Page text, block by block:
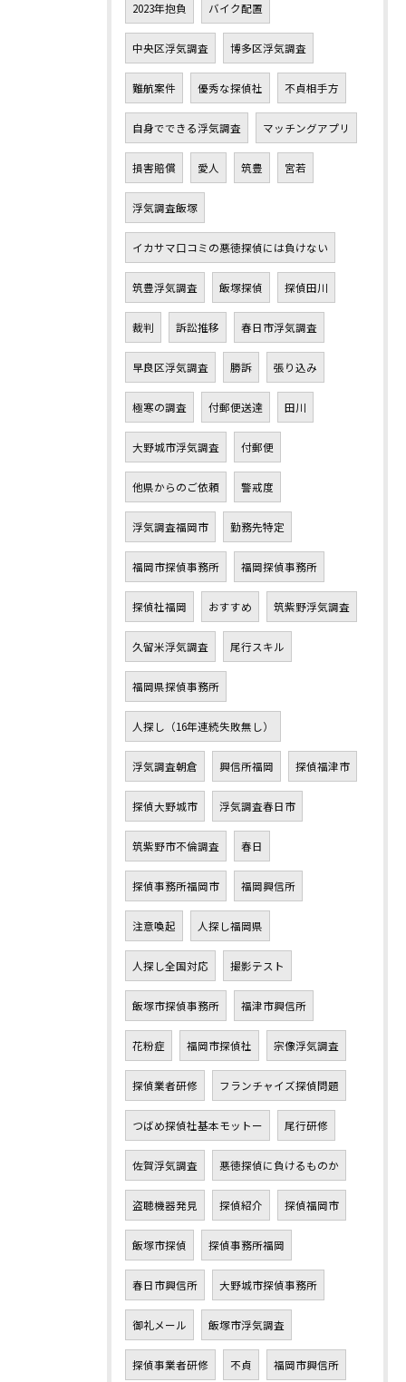
2023年抱負 バイク配置
中央区浮気調査 博多区浮気調査
難航案件 優秀な探偵社 不貞相手方
自身でできる浮気調査 マッチングアプリ
損害賠償 愛人 筑豊 宮若
浮気調査飯塚
イカサマ口コミの悪徳探偵には負けない
筑豊浮気調査 飯塚探偵 探偵田川
裁判 訴訟推移 春日市浮気調査
早良区浮気調査 勝訴 張り込み
極寒の調査 付郵便送達 田川
大野城市浮気調査 付郵便
他県からのご依頼 警戒度
浮気調査福岡市 勤務先特定
福岡市探偵事務所 福岡探偵事務所
探偵社福岡 おすすめ 筑紫野浮気調査
久留米浮気調査 尾行スキル
福岡県探偵事務所
人探し（16年連続失敗無し）
浮気調査朝倉 興信所福岡 探偵福津市
探偵大野城市 浮気調査春日市
筑紫野市不倫調査 春日
探偵事務所福岡市 福岡興信所
注意喚起 人探し福岡県
人探し全国対応 撮影テスト
飯塚市探偵事務所 福津市興信所
花粉症 福岡市探偵社 宗像浮気調査
探偵業者研修 フランチャイズ探偵問題
つばめ探偵社基本モットー 尾行研修
佐賀浮気調査 悪徳探偵に負けるものか
盗聴機器発見 探偵紹介 探偵福岡市
飯塚市探偵 探偵事務所福岡
春日市興信所 大野城市探偵事務所
御礼メール 飯塚市浮気調査
探偵事業者研修 不貞 福岡市興信所